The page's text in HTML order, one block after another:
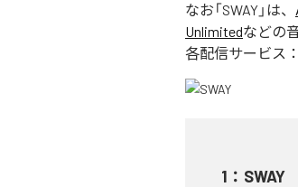
なお「SWAY 」は、
Unlimitedなどの
各配信サービス：
1 ： SWAY